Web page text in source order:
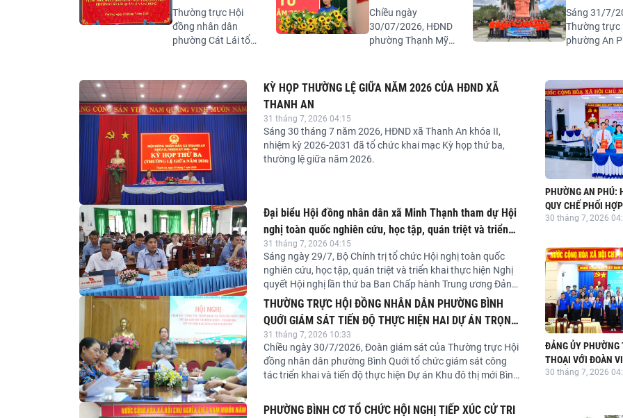
KHAI KHẢO SÁT CÁC VỊ
TRÍ NHÀ, ĐẤT CÔNG
TRÊN ĐỊA BÀN
Thường trực Hội
đồng nhân dân
phường Cát Lái tổ
hoạch khảo sát việc
quản lý, sử dụng các
vị trí nhà, đất công
được giao cho Ủy
ban nhân dân
phường Cát Lái quản
lý, sử dụng và đề xuất
phương án xử lý.
tổ chức Kỳ họp thường
lệ giữa năm 2026
Chiều ngày
30/07/2026, HĐND
phường Thạnh Mỹ
làm việc của Kỳ họp
CHỨC HOẠT
NGUỒN TẠI
TÍCH LỊCH SỬ
TRƯỜNG DỤC
BẢO TÀNG
MINH BÌNH
Sáng 31/7/
Thường trực
phường An
phường
tỉnh Lâm
tham gia của
HĐND
đạo các Ban
các Tổ đại
lãnh đạo
tham mưu
của Đảng ủy,
phòng
thuộc UBND
KỲ HỌP THƯỜNG LỆ GIỮA NĂM 2026 CỦA HĐND XÃ
THANH AN
31 tháng 7, 2026 04:15
Sáng 30 tháng 7 năm 2026, HĐND xã Thanh An khóa II,
nhiệm kỳ 2026-2031 đã tổ chức khai mạc Kỳ họp thứ ba,
thường lệ giữa năm 2026.
Đại biểu Hội đồng nhân dân xã Minh Thạnh tham dự Hội
nghị toàn quốc nghiên cứu, học tập, quán triệt và triển
khai thực hiện Nghị quyết Trung ương 3 khóa XIV
31 tháng 7, 2026 04:15
Sáng ngày 29/7, Bộ Chính trị tổ chức Hội nghị toàn quốc
nghiên cứu, học tập, quán triệt và triển khai thực hiện Nghị
quyết Hội nghị lần thứ ba Ban Chấp hành Trung ương Đảng
khóa XIV. Hội nghị được tổ chức theo hình thức trực tiếp kết
hợp trực tuyến, kết nối từ điểm cầu Hội trường Diên Hồng,
Nhà Quốc hội đến các điểm cầu tại các ban, bộ, ngành Trung
ương và các địa phương trong cả nước.
THƯỜNG TRỰC HỘI ĐỒNG NHÂN DÂN PHƯỜNG BÌNH
QUỚI GIÁM SÁT TIẾN ĐỘ THỰC HIỆN HAI DỰ ÁN TRỌNG
ĐIỂM TRÊN ĐỊA BÀN
31 tháng 7, 2026 10:33
Chiều ngày 30/7/2026, Đoàn giám sát của Thường trực Hội
đồng nhân dân phường Bình Quới tổ chức giám sát công
tác triển khai và tiến độ thực hiện Dự án Khu đô thị mới Bình
Thanh Đa.
PHƯỜNG BÌNH CƠ TỔ CHỨC HỘI NGHỊ TIẾP XÚC CỬ TRI
PHƯỜNG AN PHÚ:
QUY CHẾ PHỐI
THƯỜNG TRỰC
PHÚ NHIỆM KỲ
30 tháng 7, 2026
ĐẢNG ỦY PHƯỜNG
THOẠI VỚI ĐOÀN
NĂM 2026
30 tháng 7, 2026